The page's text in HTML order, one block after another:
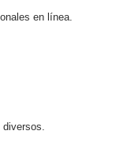
en línea.
diversos.